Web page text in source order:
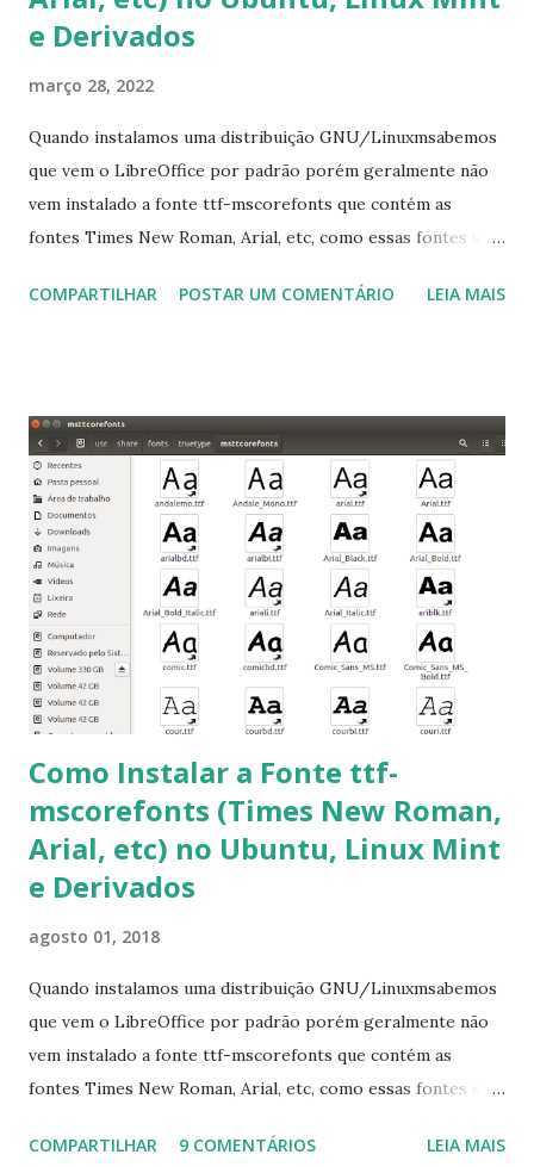
e Derivados
março 28, 2022
Quando instalamos uma distribuição GNU/Linuxmsabemos
que vem o LibreOffice por padrão porém geralmente não
vem instalado a fonte ttf-mscorefonts que contém as
fontes Times New Roman, Arial, etc, como essas fontes são
a Associação Brasileira de Normas Técnicas (ABNT), exige
que contém essas fontes. Ao instalar o GNU/Linux abra o
terminal e execute o comando: $ sudo apt-get install ttf-
mscorefonts-installer Leia os termos de uso e avance
clicando em “Ok” Agora aceite os termos de uso clicando
em “Sim” Pronto agora abra o LibreOffice e veja se as
fontes Times New Roman, Arial estão instaladas. Caso
ocorra algum erro ou precisa reinstalar, execute: $ sudo
apt-get install --reinstall ttf-mscorefonts-installer
COMPARTILHAR POSTAR UM COMENTÁRIO LEIA MAIS
Como Instalar a Fonte ttf-
mscorefonts (Times New Roman,
Arial, etc) no Ubuntu, Linux Mint
e Derivados
agosto 01, 2018
Quando instalamos uma distribuição GNU/Linuxmsabemos
que vem o LibreOffice por padrão porém geralmente não
vem instalado a fonte ttf-mscorefonts que contém as
fontes Times New Roman, Arial, etc, como essas fontes são
a Associação Brasileira de Normas Técnicas (ABNT), exige
COMPARTILHAR 9 COMENTÁRIOS LEIA MAIS